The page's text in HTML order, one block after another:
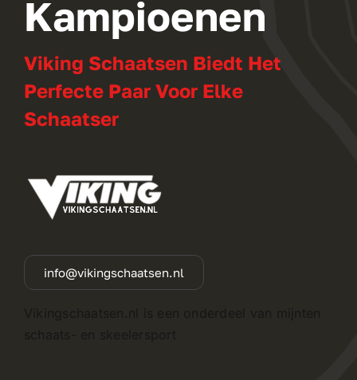
Kampioenen
Viking Schaatsen Biedt Het
Perfecte Paar Voor Elke
Schaatser
info@vikingschaatsen.nl